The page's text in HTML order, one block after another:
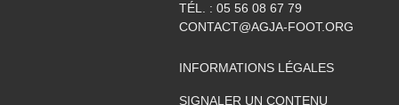
TÉL. : 05 56 08 67 79
CONTACT@AGJA-FOOT.ORG
INFORMATIONS LÉGALES
SIGNALER UN CONTENU